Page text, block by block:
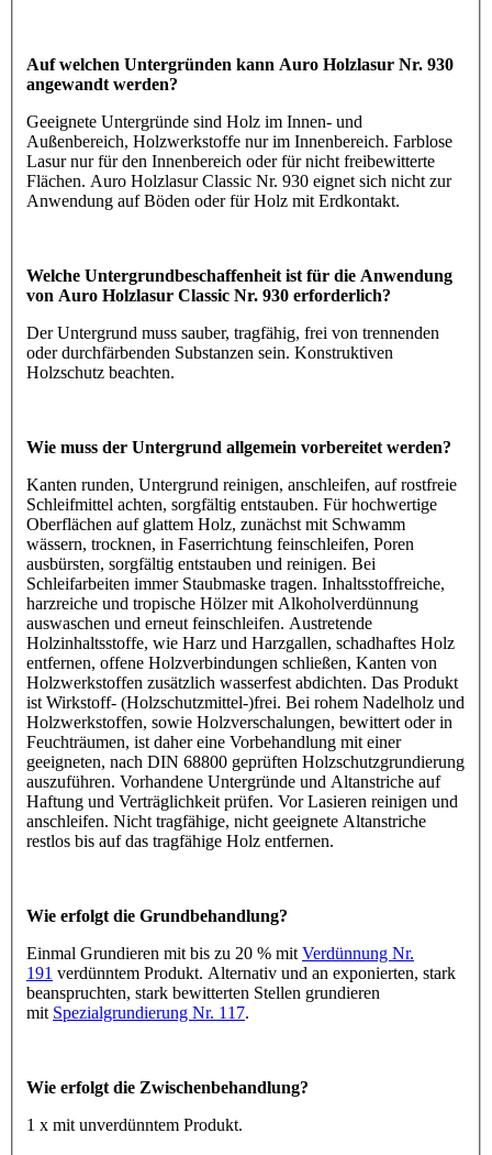
Auf welchen Untergründen kann Auro Holzlasur Nr. 930
angewandt werden?
Geeignete Untergründe sind Holz im Innen- und
Außenbereich, Holzwerkstoffe nur im Innenbereich. Farblose
Lasur nur für den Innenbereich oder für nicht freibewitterte
Flächen. Auro Holzlasur Classic Nr. 930 eignet sich nicht zur
Anwendung auf Böden oder für Holz mit Erdkontakt.
Welche Untergrundbeschaffenheit ist für die Anwendung
von Auro Holzlasur Classic Nr. 930 erforderlich?
Der Untergrund muss sauber, tragfähig, frei von trennenden
oder durchfärbenden Substanzen sein. Konstruktiven
Holzschutz beachten.
Wie muss der Untergrund allgemein vorbereitet werden?
Kanten runden, Untergrund reinigen, anschleifen, auf rostfreie
Schleifmittel achten, sorgfältig entstauben. Für hochwertige
Oberflächen auf glattem Holz, zunächst mit Schwamm
wässern, trocknen, in Faserrichtung feinschleifen, Poren
ausbürsten, sorgfältig entstauben und reinigen. Bei
Schleifarbeiten immer Staubmaske tragen. Inhaltsstoffreiche,
harzreiche und tropische Hölzer mit Alkoholverdünnung
auswaschen und erneut feinschleifen. Austretende
Holzinhaltsstoffe, wie Harz und Harzgallen, schadhaftes Holz
entfernen, offene Holzverbindungen schließen, Kanten von
Holzwerkstoffen zusätzlich wasserfest abdichten. Das Produkt
ist Wirkstoff- (Holzschutzmittel-)frei. Bei rohem Nadelholz und
Holzwerkstoffen, sowie Holzverschalungen, bewittert oder in
Feuchträumen, ist daher eine Vorbehandlung mit einer
geeigneten, nach DIN 68800 geprüften Holzschutzgrundierung
auszuführen. Vorhandene Untergründe und Altanstriche auf
Haftung und Verträglichkeit prüfen. Vor Lasieren reinigen und
anschleifen. Nicht tragfähige, nicht geeignete Altanstriche
restlos bis auf das tragfähige Holz entfernen.
Wie erfolgt die Grundbehandlung?
Einmal Grundieren mit bis zu 20 % mit Verdünnung Nr.
191 verdünntem Produkt. Alternativ und an exponierten, stark
beanspruchten, stark bewitterten Stellen grundieren
mit Spezialgrundierung Nr. 117.
Wie erfolgt die Zwischenbehandlung?
1 x mit unverdünntem Produkt.